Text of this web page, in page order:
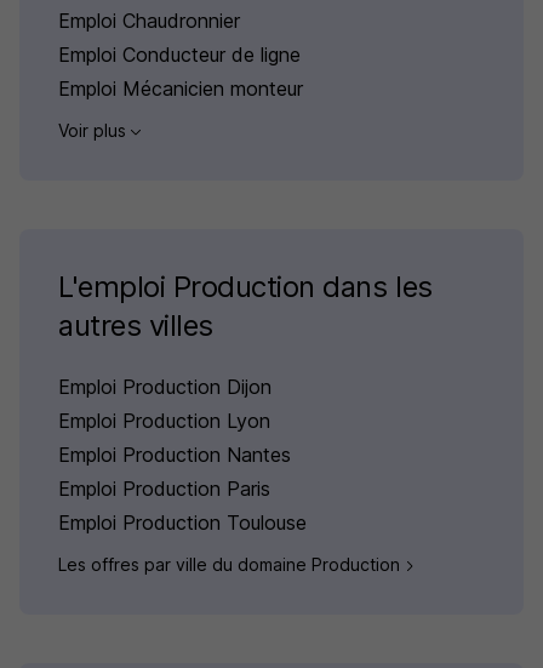
Emploi Chaudronnier
Emploi Conducteur de ligne
Emploi Mécanicien monteur
Voir plus
L'emploi Production dans les
autres villes
Emploi Production Dijon
Emploi Production Lyon
Emploi Production Nantes
Emploi Production Paris
Emploi Production Toulouse
Les offres par ville du domaine Production